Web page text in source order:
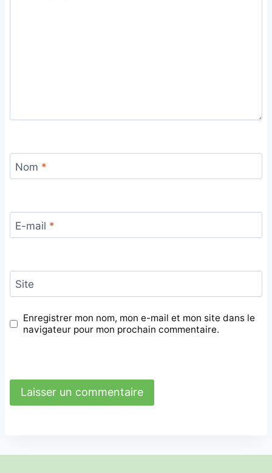
Nom *
E-mail *
Site
Enregistrer mon nom, mon e-mail et mon site dans le
navigateur pour mon prochain commentaire.